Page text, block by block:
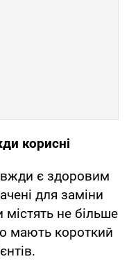
корисні
є здоровим
для заміни
не більше
мають короткий